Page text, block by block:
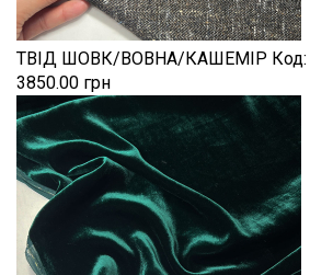
ТВІД ШОВК/ВОВНА/КАШЕМІР Код:
3850.00 грн